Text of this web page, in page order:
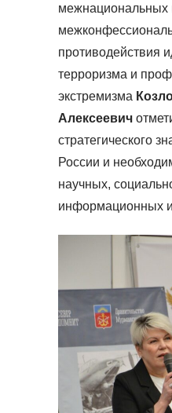
межнациональных
противодействия
терроризма и
экстремизма
Алексеевич
стратегического
России и
научных,
информационных